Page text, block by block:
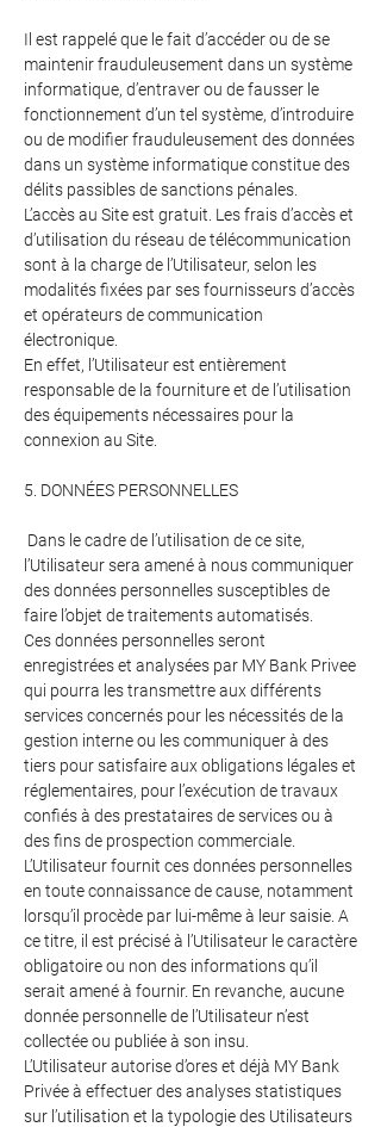
Il est rappelé que le fait d’accéder ou de se
maintenir frauduleusement dans un système
informatique, d’entraver ou de fausser le
fonctionnement d’un tel système, d’introduire
ou de modifier frauduleusement des données
dans un système informatique constitue des
délits passibles de sanctions pénales.
L’accès au Site est gratuit. Les frais d’accès et
d’utilisation du réseau de télécommunication
sont à la charge de l’Utilisateur, selon les
modalités fixées par ses fournisseurs d’accès
et opérateurs de communication
électronique.
En effet, l’Utilisateur est entièrement
responsable de la fourniture et de l’utilisation
des équipements nécessaires pour la
connexion au Site.
5. DONNÉES PERSONNELLES
Dans le cadre de l’utilisation de ce site,
l’Utilisateur sera amené à nous communiquer
des données personnelles susceptibles de
faire l’objet de traitements automatisés.
Ces données personnelles seront
enregistrées et analysées par MY Bank Privee
qui pourra les transmettre aux différents
services concernés pour les nécessités de la
gestion interne ou les communiquer à des
tiers pour satisfaire aux obligations légales et
réglementaires, pour l’exécution de travaux
confiés à des prestataires de services ou à
des fins de prospection commerciale.
L’Utilisateur fournit ces données personnelles
en toute connaissance de cause, notamment
lorsqu’il procède par lui-même à leur saisie. A
ce titre, il est précisé à l’Utilisateur le caractère
obligatoire ou non des informations qu’il
serait amené à fournir. En revanche, aucune
donnée personnelle de l’Utilisateur n’est
collectée ou publiée à son insu.
L’Utilisateur autorise d’ores et déjà MY Bank
Privée à effectuer des analyses statistiques
sur l’utilisation et la typologie des Utilisateurs